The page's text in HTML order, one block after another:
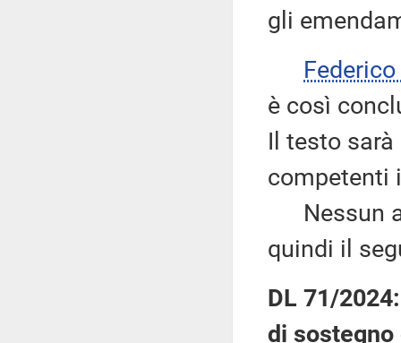
gli
è così
Il testo
competenti
Nessun
quindi il
DL 71/
di